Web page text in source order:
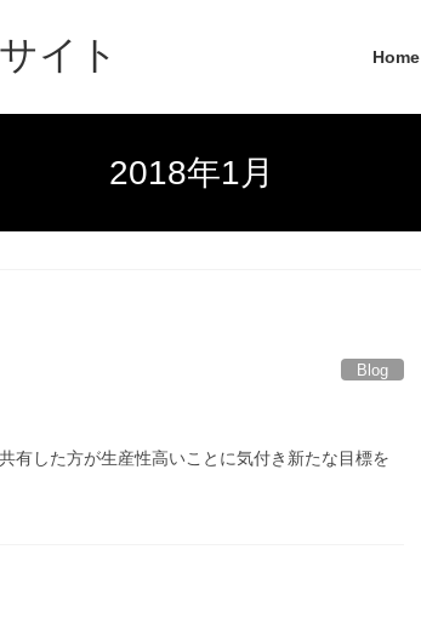
イト Home
2018年1月
Blog
有した方が生産性高いことに気付き新たな目標を